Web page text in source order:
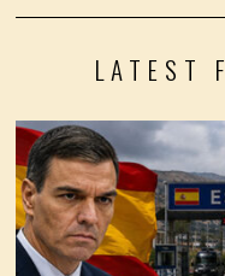
LATEST